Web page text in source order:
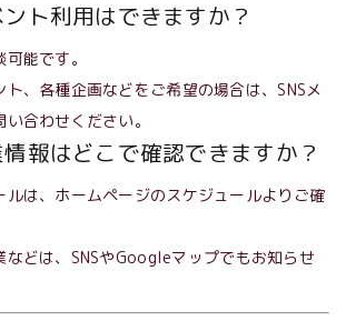
ト利用はできますか？
能です。
、各種企画などをご希望の場合は、SNSメ
合わせください。
報はどこで確認できますか？
ルは、ホームページのスケジュールよりご確
などは、SNSやGoogleマップでもお知らせ